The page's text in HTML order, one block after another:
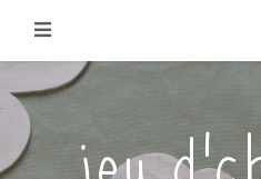
jeu